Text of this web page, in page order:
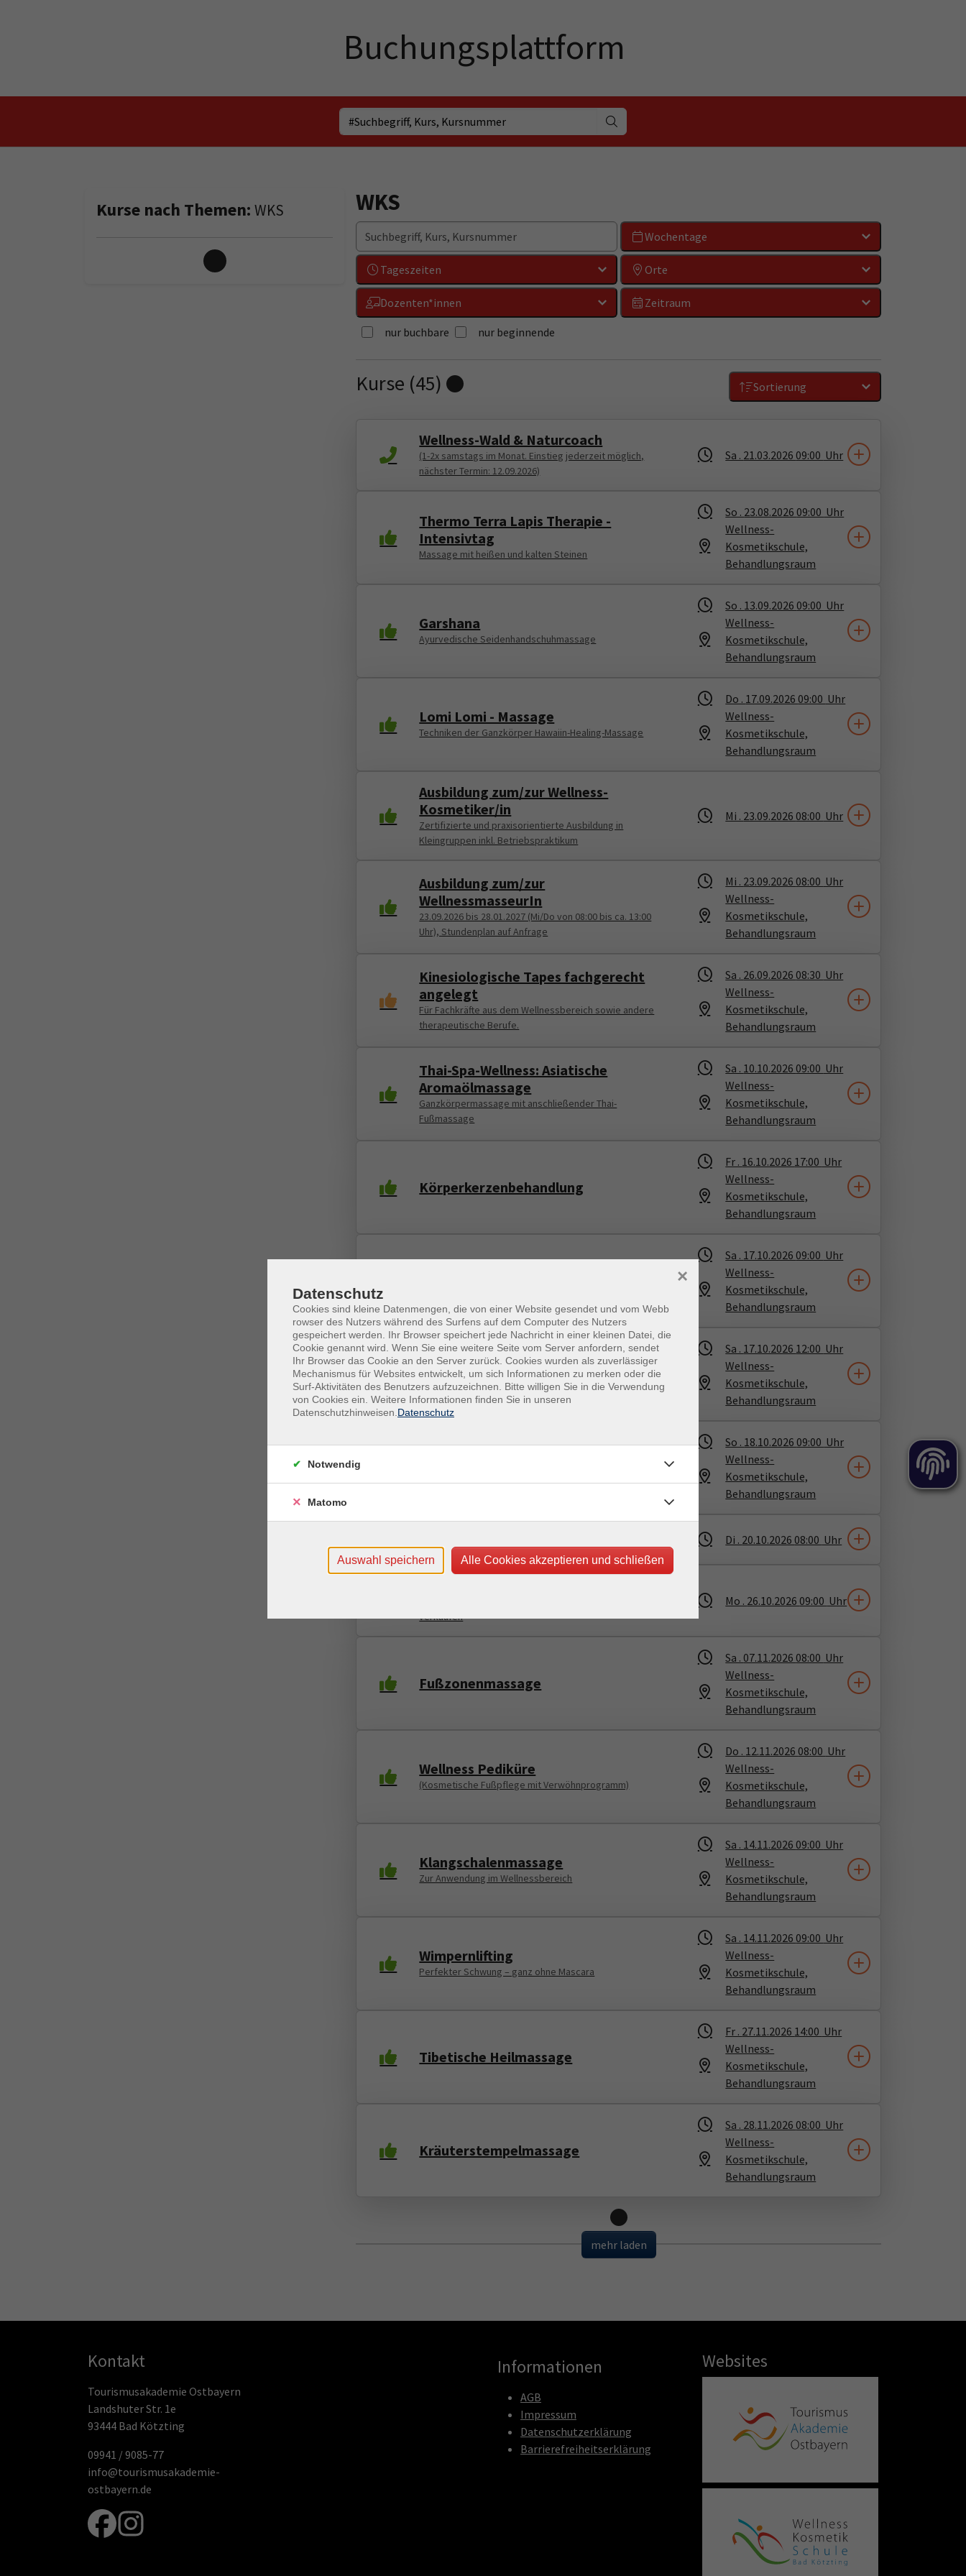
WKS
Wochentage
Tageszeiten Orte
Dozenten*innen Zeitraum
nur buchbare nur beginnende
Kurse (45)Loading... Sortierung
Wellness-Wald & Naturcoach
(1-2x samstags im Monat. Einstieg jederzeit möglich,
nächster Termin: 12.09.2026)
Sa . 21.03.2026 09:00 Uhr
Thermo Terra Lapis Therapie -
Intensivtag
Massage mit heißen und kalten Steinen
So . 23.08.2026 09:00 Uhr
Wellness-
Kosmetikschule,
Behandlungsraum
Garshana
Ayurvedische Seidenhandschuhmassage
So . 13.09.2026 09:00 Uhr
Wellness-
Kosmetikschule,
Behandlungsraum
Lomi Lomi - Massage
Techniken der Ganzkörper Hawaiin-Healing-Massage
Do . 17.09.2026 09:00 Uhr
Wellness-
Kosmetikschule,
Behandlungsraum
Ausbildung zum/zur Wellness-
Kosmetiker/in
Zertifizierte und praxisorientierte Ausbildung in
Kleingruppen inkl. Betriebspraktikum
Mi . 23.09.2026 08:00 Uhr
Ausbildung zum/zur
WellnessmasseurIn
23.09.2026 bis 28.01.2027 (Mi/Do von 08:00 bis ca. 13:00
Uhr), Stundenplan auf Anfrage
Mi . 23.09.2026 08:00 Uhr
Wellness-
Kosmetikschule,
Behandlungsraum
Kinesiologische Tapes fachgerecht
angelegt
Für Fachkräfte aus dem Wellnessbereich sowie andere
therapeutische Berufe.
Sa . 26.09.2026 08:30 Uhr
Wellness-
Kosmetikschule,
Behandlungsraum
Thai-Spa-Wellness: Asiatische
Aromaölmassage
Ganzkörpermassage mit anschließender Thai-
Fußmassage
Sa . 10.10.2026 09:00 Uhr
Wellness-
Kosmetikschule,
Behandlungsraum
Körperkerzenbehandlung
Fr . 16.10.2026 17:00 Uhr
Wellness-
Kosmetikschule,
Behandlungsraum
Sa . 17.10.2026 09:00 Uhr
Wellness-
Kosmetikschule,
Behandlungsraum
Kopfmassage
Sa . 17.10.2026 12:00 Uhr
Wellness-
Kosmetikschule,
Behandlungsraum
So . 18.10.2026 09:00 Uhr
Wellness-
Kosmetikschule,
Behandlungsraum
Di . 20.10.2026 08:00 Uhr
verkaufen
Mo . 26.10.2026 09:00 Uhr
Fußzonenmassage
Sa . 07.11.2026 08:00 Uhr
Wellness-
Kosmetikschule,
Behandlungsraum
Wellness Pediküre
(Kosmetische Fußpflege mit Verwöhnprogramm)
Do . 12.11.2026 08:00 Uhr
Wellness-
Kosmetikschule,
Behandlungsraum
Klangschalenmassage
Zur Anwendung im Wellnessbereich
Sa . 14.11.2026 09:00 Uhr
Wellness-
Kosmetikschule,
Behandlungsraum
Wimpernlifting
Perfekter Schwung – ganz ohne Mascara
Sa . 14.11.2026 09:00 Uhr
Wellness-
Kosmetikschule,
Behandlungsraum
Tibetische Heilmassage
Fr . 27.11.2026 14:00 Uhr
Wellness-
Kosmetikschule,
Behandlungsraum
Kräuterstempelmassage
Sa . 28.11.2026 08:00 Uhr
Wellness-
Kosmetikschule,
Behandlungsraum
Loading...
mehr laden
Kurse nach Themen: WKS
Loading...
Kontakt
Tourismusakademie Ostbayern
Landshuter Str. 1e
93444 Bad Kötzting
09941 / 9085-77
info@tourismusakademie-
ostbayern.de
Informationen
AGB
Impressum
Datenschutzerklärung
Barrierefreiheitserklärung
Websites
Datenschutz
Cookies sind kleine Datenmengen, die von einer Website gesendet und vom Webb
rowser des Nutzers während des Surfens auf dem Computer des Nutzers
gespeichert werden. Ihr Browser speichert jede Nachricht in einer kleinen Datei, die
Cookie genannt wird. Wenn Sie eine weitere Seite vom Server anfordern, sendet
Ihr Browser das Cookie an den Server zurück. Cookies wurden als zuverlässiger
Mechanismus für Websites entwickelt, um sich Informationen zu merken oder die
Surf-Aktivitäten des Benutzers aufzuzeichnen. Bitte willigen Sie in die Verwendung
von Cookies ein. Weitere Informationen finden Sie in unseren
Datenschutzhinweisen. Datenschutz
×
Notwendig
Matomo
Auswahl speichern Alle Cookies akzeptieren und schließen